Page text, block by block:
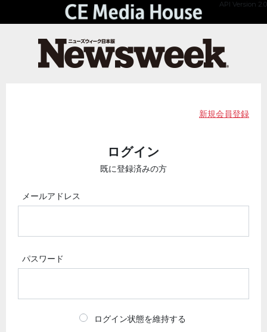
API Version 2.0
新規会員登録
ログイン
既に登録済みの方
メールアドレス
パスワード
ログイン状態を維持する